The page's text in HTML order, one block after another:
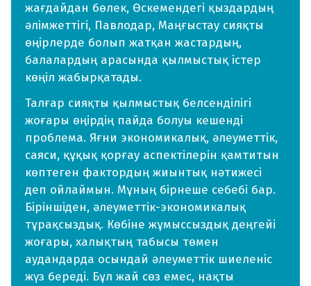
жағдайдан бөлек, Өскемендегі қыздардың
әлімжеттігі, Павлодар, Маңғыстау сияқты
өңірлерде болып жатқан жастардың,
балалардың арасында қылмыстық істер
көңіл жабырқатады.
Талғар сияқты қылмыстық белсенділігі
жоғары өңірдің пайда болуы кешенді
проблема. Яғни экономикалық, әлеуметтік,
саяси, құқық қорғау аспектілерін қамтитын
көптеген фактордың жиынтық нәтижесі
деп ойлаймын. Мұның бірнеше себебі бар.
Біріншіден, әлеуметтік-экономикалық
тұрақсыздық. Көбіне жұмыссыздық деңгейі
жоғары, халықтың табысы төмен
аудандарда осындай әлеуметтік шиеленіс
жүз береді. Бұл жай сөз емес, нақты